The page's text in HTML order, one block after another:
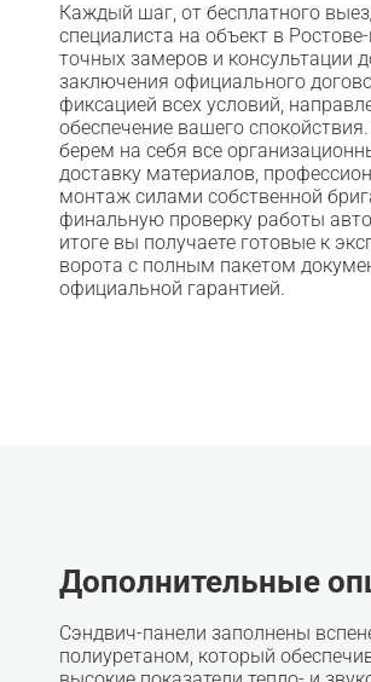
Каждый шаг, от бесплатного
специалиста на объект в
точных замеров и консультации
заключения официального
фиксацией всех условий,
обеспечение вашего
берем на себя все
доставку материалов,
монтаж силами собственной
финальную проверку работы
итоге вы получаете готовые к
ворота с полным пакетом
официальной гарантией.
Дополнительные
Сэндвич-панели заполнены
полиуретаном, который